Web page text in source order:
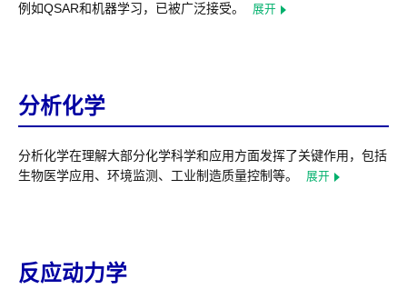
例如QSAR和机器学习，已被广泛接受。
展开
分析化学
分析化学在理解大部分化学科学和应用方面发挥了关键作用，包括
生物医学应用、环境监测、工业制造质量控制等。
展开
反应动力学